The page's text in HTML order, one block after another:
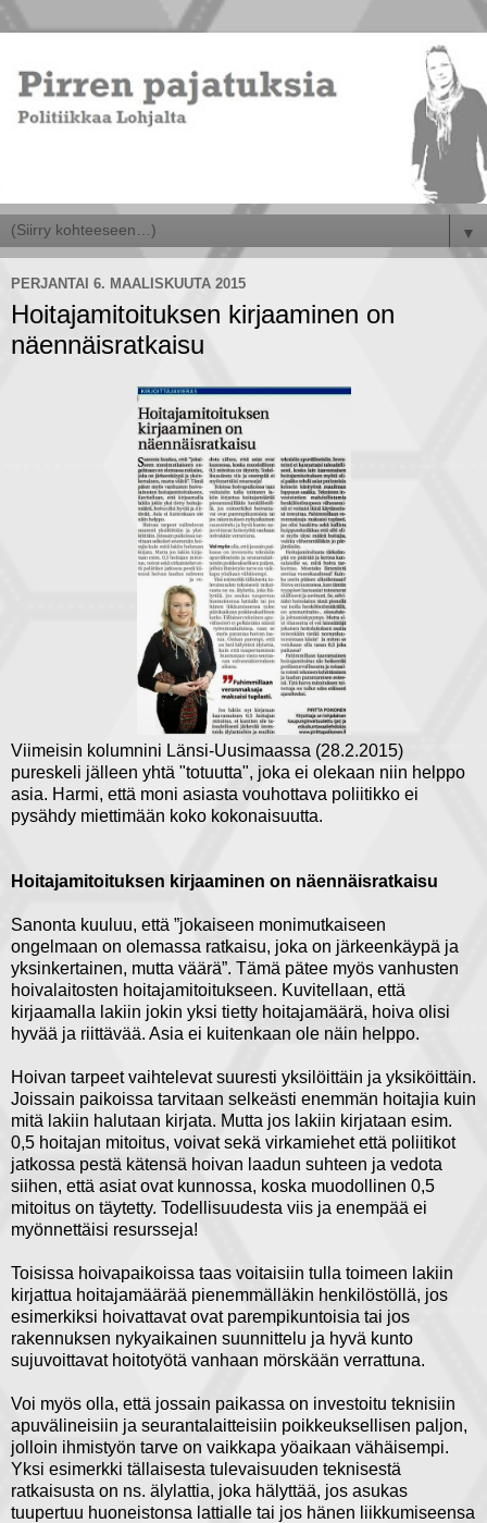
▼
PERJANTAI 6. MAALISKUUTA 2015
Hoitajamitoituksen kirjaaminen on
näennäisratkaisu
Viimeisin kolumnini Länsi-Uusimaassa (28.2.2015)
pureskeli jälleen yhtä "totuutta", joka ei olekaan niin helppo
asia. Harmi, että moni asiasta vouhottava poliitikko ei
pysähdy miettimään koko kokonaisuutta.
Hoitajamitoituksen kirjaaminen on näennäisratkaisu
Sanonta kuuluu, että ”jokaiseen monimutkaiseen
ongelmaan on olemassa ratkaisu, joka on järkeenkäypä ja
yksinkertainen, mutta väärä”. Tämä pätee myös vanhusten
hoivalaitosten hoitajamitoitukseen. Kuvitellaan, että
kirjaamalla lakiin jokin yksi tietty hoitajamäärä, hoiva olisi
hyvää ja riittävää. Asia ei kuitenkaan ole näin helppo.
Hoivan tarpeet vaihtelevat suuresti yksilöittäin ja yksiköittäin.
Joissain paikoissa tarvitaan selkeästi enemmän hoitajia kuin
mitä lakiin halutaan kirjata. Mutta jos lakiin kirjataan esim.
0,5 hoitajan mitoitus, voivat sekä virkamiehet että poliitikot
jatkossa pestä kätensä hoivan laadun suhteen ja vedota
siihen, että asiat ovat kunnossa, koska muodollinen 0,5
mitoitus on täytetty. Todellisuudesta viis ja enempää ei
myönnettäisi resursseja!
Toisissa hoivapaikoissa taas voitaisiin tulla toimeen lakiin
kirjattua hoitajamäärää pienemmälläkin henkilöstöllä, jos
esimerkiksi hoivattavat ovat parempikuntoisia tai jos
rakennuksen nykyaikainen suunnittelu ja hyvä kunto
sujuvoittavat hoitotyötä vanhaan mörskään verrattuna.
Voi myös olla, että jossain paikassa on investoitu teknisiin
apuvälineisiin ja seurantalaitteisiin poikkeuksellisen paljon,
jolloin ihmistyön tarve on vaikkapa yöaikaan vähäisempi.
Yksi esimerkki tällaisesta tulevaisuuden teknisestä
ratkaisusta on ns. älylattia, joka hälyttää, jos asukas
tuupertuu huoneistonsa lattialle tai jos hänen liikkumiseensa